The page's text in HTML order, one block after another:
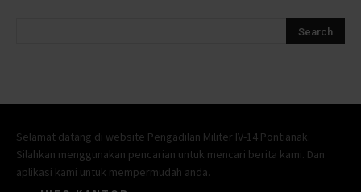
Selamat datang di website Pengadilan Militer IV-14 Pontianak.
Silahkan menggunakan pencarian untuk mencari berita kami. Dan
aplikasi kami untuk mempermudah anda.